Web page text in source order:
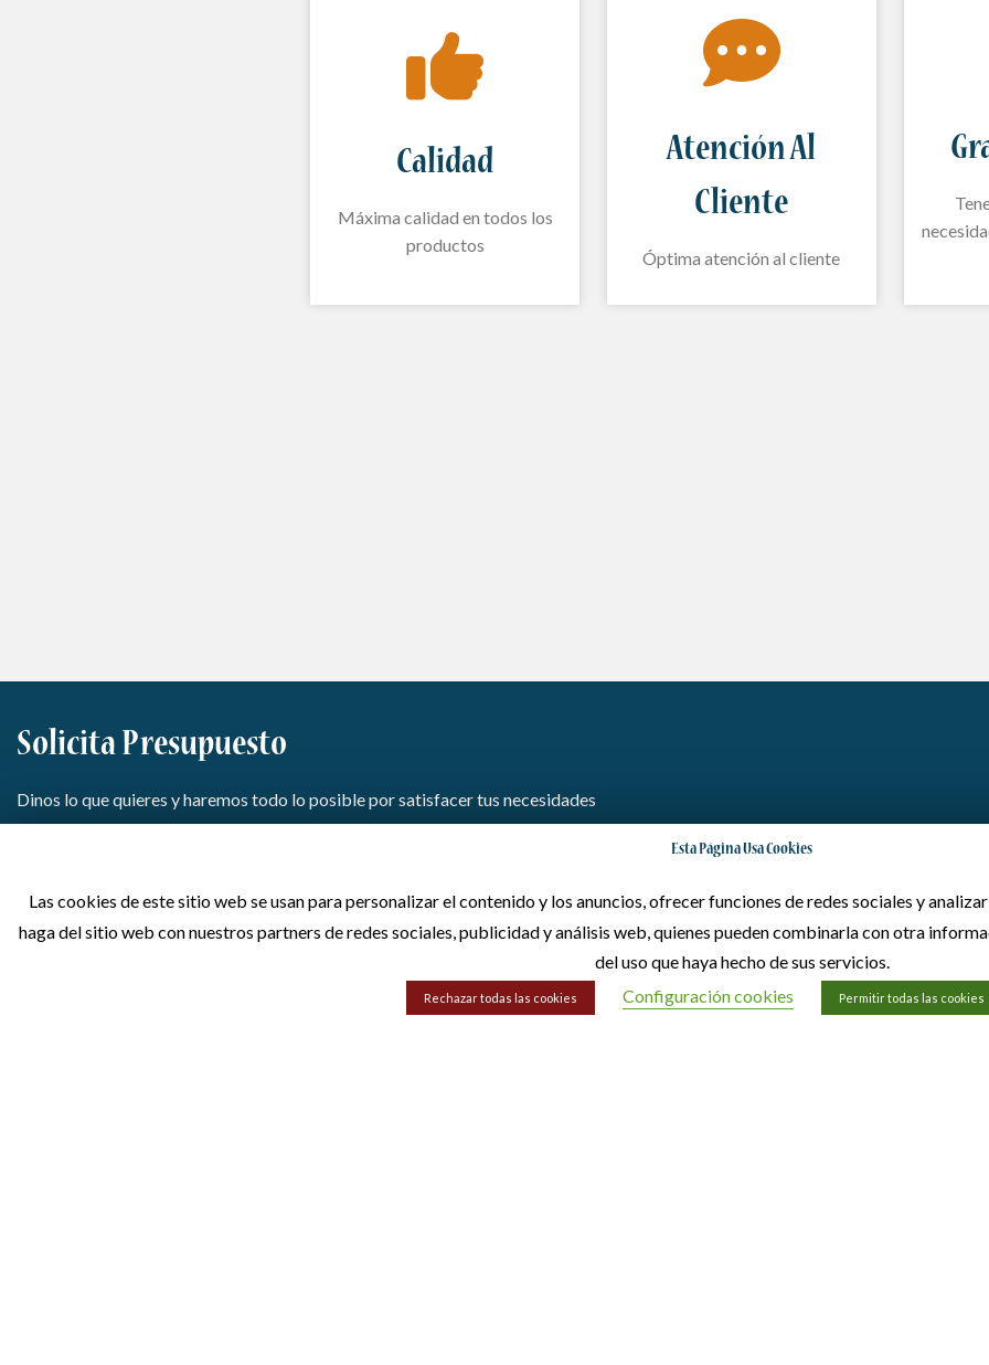
Calidad
Máxima calidad en todos los
productos
Atención Al
Cliente
Óptima atención al cliente
Solicita Presupuesto
Dinos lo que quieres y haremos todo lo posible por satisfacer tus necesidades
Esta Página Usa Cookies
Las cookies de este sitio web se usan para personalizar el contenido y los anuncios, ofrecer funciones de redes sociales y
haga del sitio web con nuestros partners de redes sociales, publicidad y análisis web, quienes pueden combinarla con otra
del uso que haya hecho de sus servicios.
Rechazar todas las cookies Configuración cookies Permitir todas las cookies